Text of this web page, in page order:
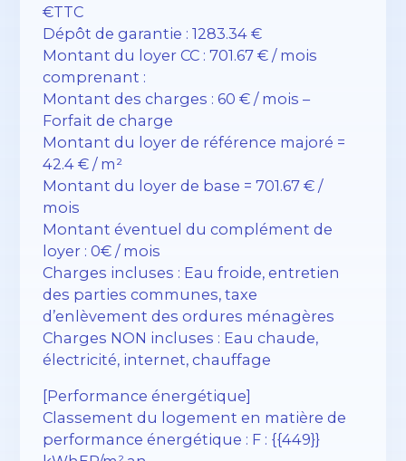
€TTC
Dépôt de garantie : 1283.34 €
Montant du loyer CC : 701.67 € / mois
comprenant :
Montant des charges : 60 € / mois –
Forfait de charge
Montant du loyer de référence majoré =
42.4 € / m²
Montant du loyer de base = 701.67 € /
mois
Montant éventuel du complément de
loyer : 0€ / mois
Charges incluses : Eau froide, entretien
des parties communes, taxe
d’enlèvement des ordures ménagères
Charges NON incluses : Eau chaude,
électricité, internet, chauffage
[Performance énergétique]
Classement du logement en matière de
performance énergétique : F : {{449}}